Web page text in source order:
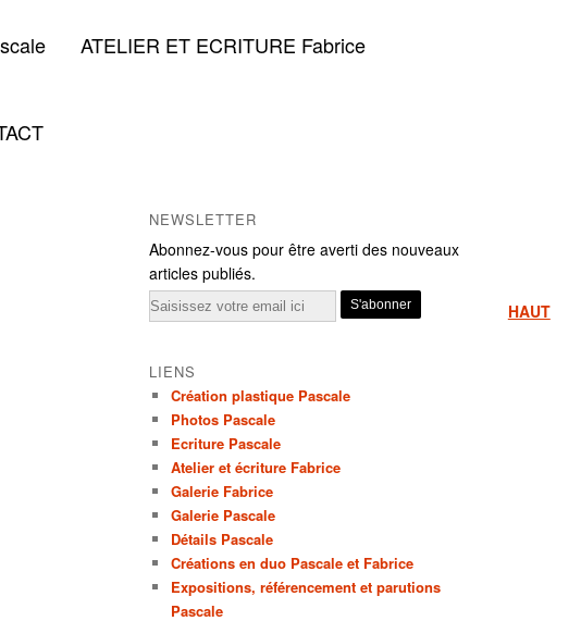
ATELIER ET ECRITURE Fabrice
HAUT
NEWSLETTER
Abonnez-vous pour être averti des nouveaux
articles publiés.
Email
LIENS
Création plastique Pascale
Photos Pascale
Ecriture Pascale
Atelier et écriture Fabrice
Galerie Fabrice
Galerie Pascale
Détails Pascale
Créations en duo Pascale et Fabrice
Expositions, référencement et parutions
Pascale